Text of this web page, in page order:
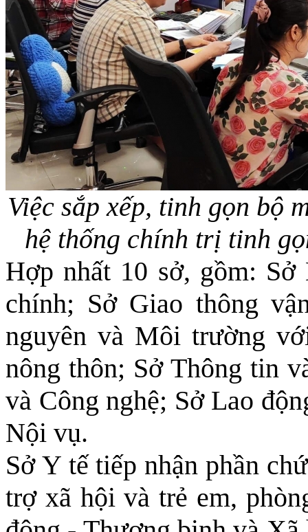
Việc sắp xếp, tinh gọn bộ
hệ thống chính trị tinh
Hợp nhất 10 sở, gồm:
chính; Sở Giao thông
nguyên và Môi trường
nông thôn; Sở Thông tin
và Công nghệ; Sở Lao
Nội vụ.
Sở Y tế tiếp nhận phần
trợ xã hội và trẻ em,